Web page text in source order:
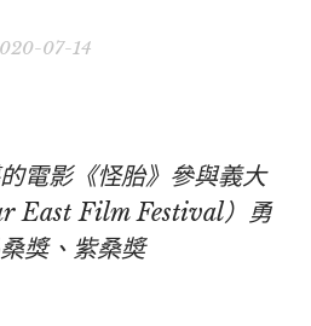
07-14
電影《怪胎》參與義大
East Film Festival）勇
獎、紫桑奬